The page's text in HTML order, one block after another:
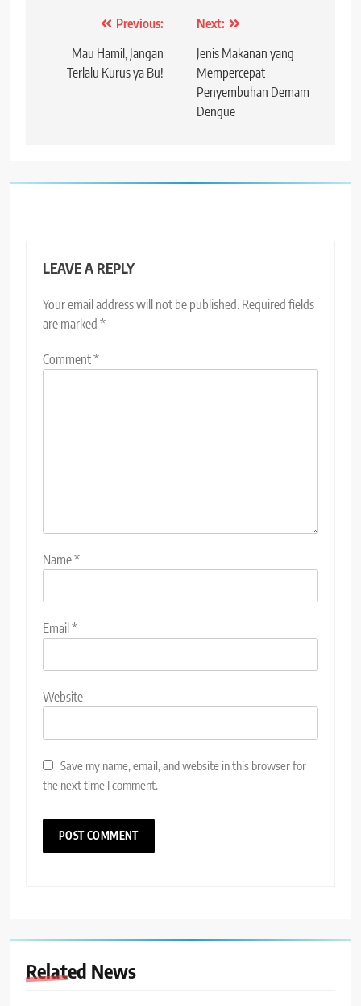
navigation
Previous:
Mau Hamil, Jangan
Terlalu Kurus ya Bu!
Next:
Jenis Makanan yang
Mempercepat
Penyembuhan Demam
Dengue
LEAVE A REPLY
Your email address will not be published. Required fields
are marked *
Comment*
Name*
Email *
Website
Save my name, email, and website in this browser for
the next time I comment.
Related News